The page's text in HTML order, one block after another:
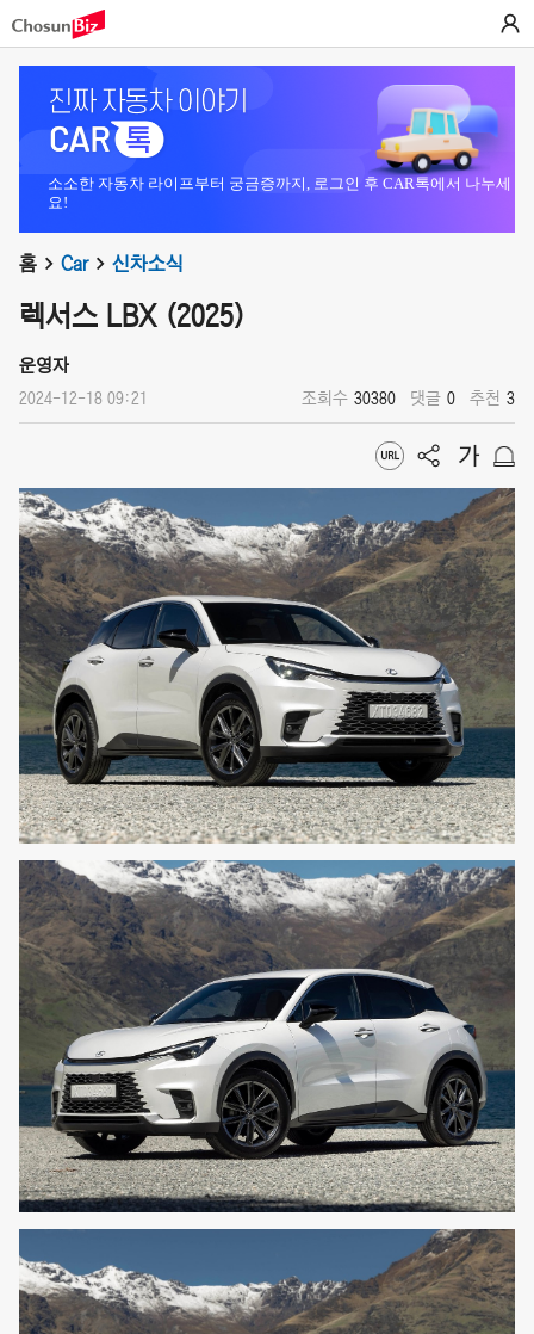
소소한 자동차 라이프부터 궁금증까지, 로그인 후 CAR톡에서 나누세
요!
홈 Car 신차소식
렉서스 LBX (2025)
운영자
2024-12-18 09:21 조회수 30380 댓글 0 추천 3